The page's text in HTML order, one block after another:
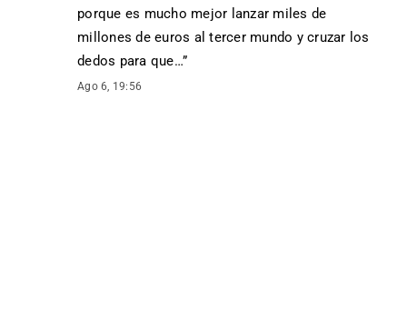
porque es mucho mejor lanzar miles de
millones de euros al tercer mundo y cruzar los
dedos para que…”
Ago 6, 19:56